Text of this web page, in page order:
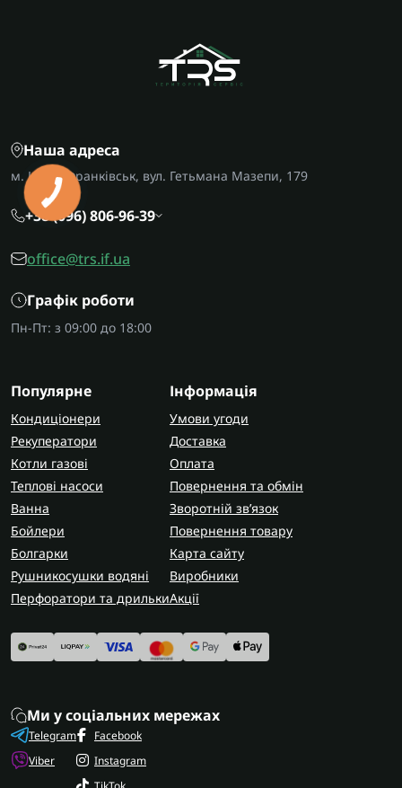
Наша адреса
м. Івано-Франківськ, вул. Гетьмана Мазепи, 179
+38 (096) 806-96-39
office@trs.if.ua
Графік роботи
Пн-Пт: з 09:00 до 18:00
Популярне
Кондиціонери
Рекуператори
Котли газові
Теплові насоси
Ванна
Бойлери
Болгарки
Рушникосушки водяні
Перфоратори та дрильки
Інформація
Умови угоди
Доставка
Оплата
Повернення та обмін
Зворотній зв’язок
Повернення товару
Карта сайту
Виробники
Акції
Ми у соціальних мережах
Telegram
Viber
Facebook
Instagram
КНОПКА
ЗВ'ЯЗКУ